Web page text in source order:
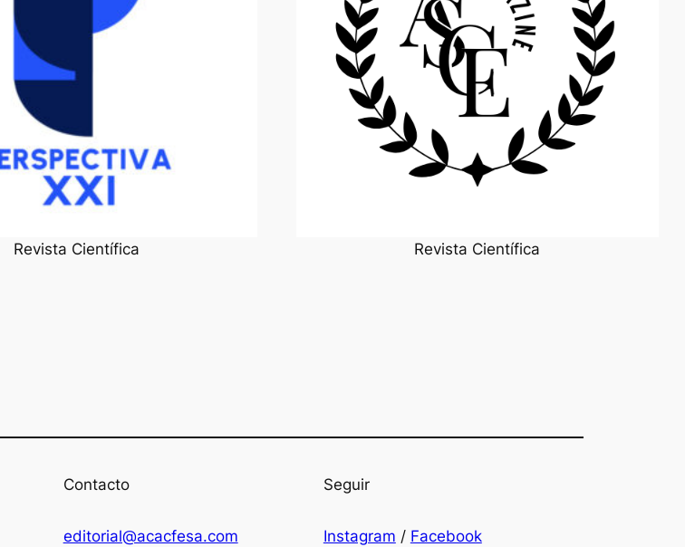
Revista Científica Revista Científica
Contacto
editorial@acacfesa.com
Seguir
Instagram / Facebook